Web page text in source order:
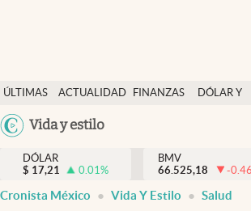
ÚLTIMAS
NOTICIAS
ACTUALIDAD
FINANZAS
DÓLAR Y
Vida y estilo
Actualidad
Finanzas y economía
Dólar y mercados
DÓLAR
$ 17,21 0.01%
BMV
66.525,18
-0.46
Cronista México Vida Y Estilo Salud